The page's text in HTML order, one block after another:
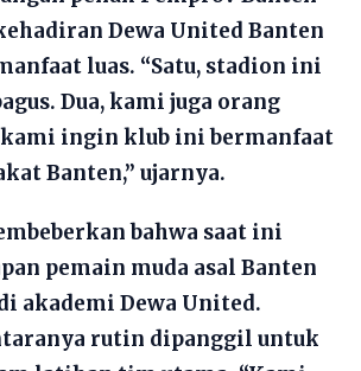
Dewa United Banten
luas. “Satu, stadion ini
Dua, kami juga orang
ingin klub ini bermanfaat
Banten,” ujarnya.
bahwa saat ini
pemain muda asal Banten
akademi Dewa United.
rutin dipanggil untuk